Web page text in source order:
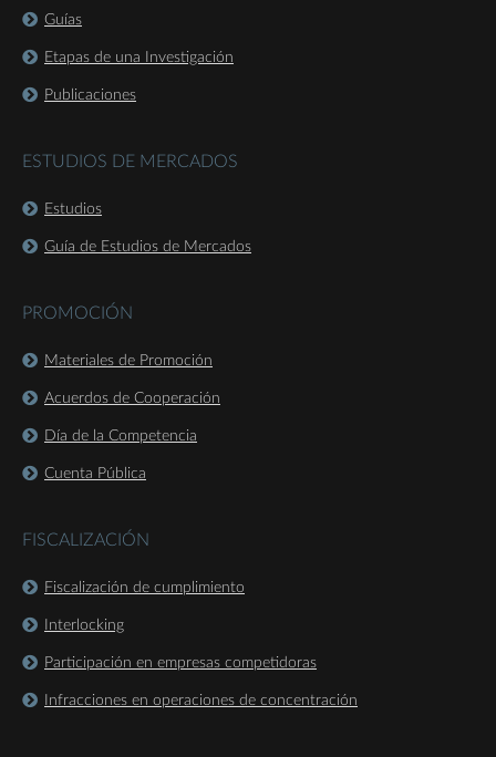
Guías
Etapas de una Investigación
Publicaciones
ESTUDIOS DE MERCADOS
Estudios
Guía de Estudios de Mercados
PROMOCIÓN
Materiales de Promoción
Acuerdos de Cooperación
Día de la Competencia
Cuenta Pública
FISCALIZACIÓN
Fiscalización de cumplimiento
Interlocking
Participación en empresas competidoras
Infracciones en operaciones de concentración